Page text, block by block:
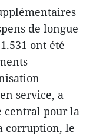
de longue
ont été
service, a
central pour la
corruption, le